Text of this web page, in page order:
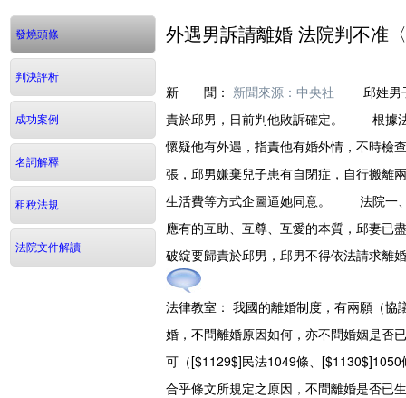
發燒頭條
判決評析
成功案例
名詞解釋
租稅法規
法院文件解讀
外遇男訴請離婚 法院判不准
新 聞： 新聞來源：中央社 邱姓男子
責於邱男，日前判他敗訴確定。 根據法
懷疑他有外遇，指責他有婚外情，不時
張，邱男嫌棄兒子患有自閉症，自行搬離
生活費等方式企圖逼她同意。 法院一、
應有的互助、互尊、互愛的本質，邱妻
破綻要歸責於邱男，邱男不得依法請求離
法律教室： 我國的離婚制度，有兩願（協
婚，不問離婚原因如何，亦不問婚姻是否
可（[$1129$]民法1049條、
合乎條文所規定之原因，不問離婚是否已